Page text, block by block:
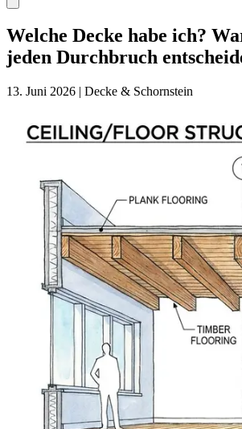
Welche Decke habe ich?
jeden Durchbruch
13. Juni 2026 | Decke & Schornstein